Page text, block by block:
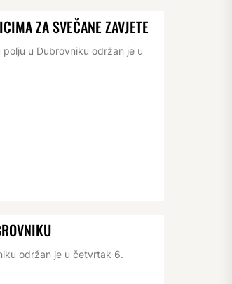
ZA SVEČANE ZAVJETE
u Dubrovniku održan je u
održan je u četvrtak 6.